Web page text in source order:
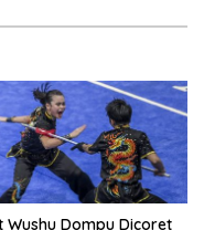
Wushu Dompu Dicoret